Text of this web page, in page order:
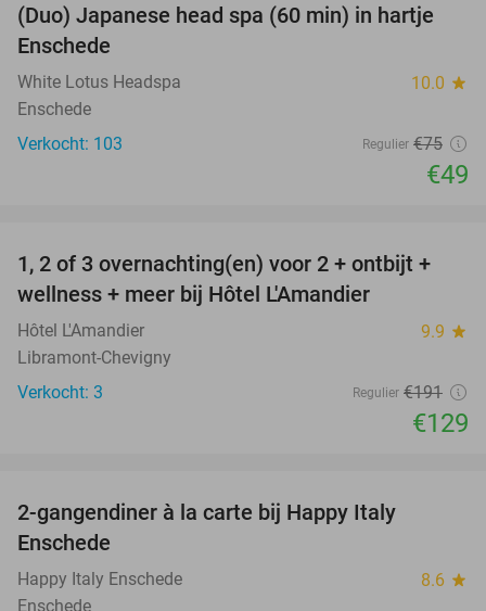
35%
(Duo) Japanese head spa (60 min) in hartje
Enschede
White Lotus Headspa 10.0 star
Enschede
Verkocht: 103
Regulier €75
€49
32%
TODAY
1, 2 of 3 overnachting(en) voor 2 + ontbijt +
wellness + meer bij Hôtel L'Amandier
Hôtel L'Amandier 9.9 star
Libramont-Chevigny
Verkocht: 3
Regulier €191
€129
2-gangendiner à la carte bij Happy Italy
Enschede
Happy Italy Enschede 8.6 star
Enschede